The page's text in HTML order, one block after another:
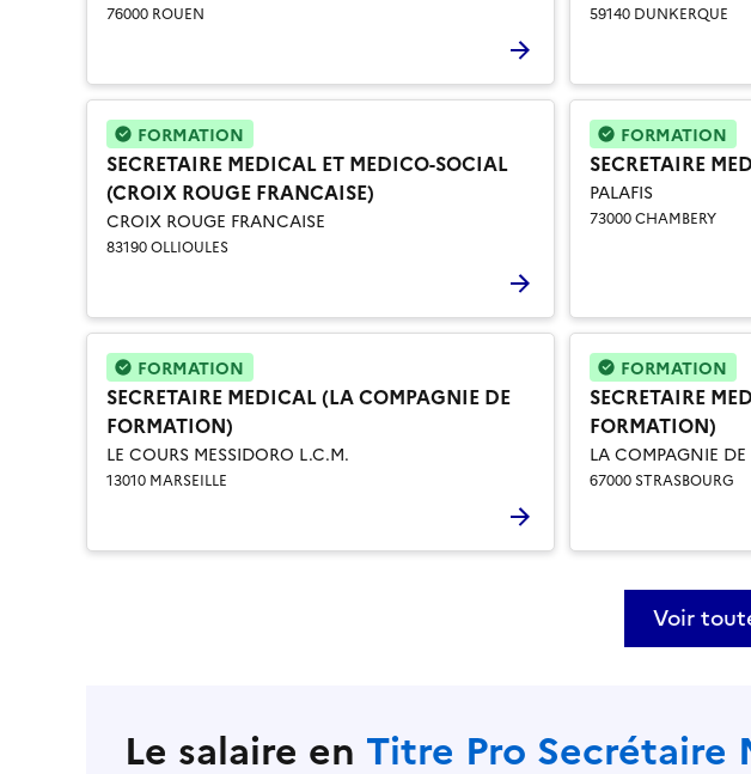
76000 ROUEN 59140 DUNKERQUE
FORMATION
SECRETAIRE MEDICAL ET MEDICO-SOCIAL
(CROIX ROUGE FRANCAISE)
CROIX ROUGE FRANCAISE
83190 OLLIOULES
FORMATION
SECRETAIRE
PALAFIS
73000 CHAMBERY
FORMATION
SECRETAIRE MEDICAL (LA COMPAGNIE DE
FORMATION)
LE COURS MESSIDORO L.C.M.
13010 MARSEILLE
FORMATION
SECRETAIRE
FORMATION)
LA COMPAGNIE
67000 STRASBOURG
Voir
Le salaire en Titre Pro Secrétaire